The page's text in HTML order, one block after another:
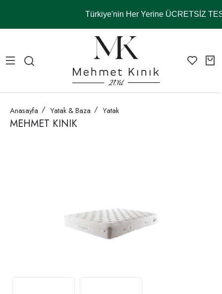
Türkiye'nin Her Yerine ÜCRETSİZ
Anasayfa Yatak & Baza Yatak
MEHMET KINIK